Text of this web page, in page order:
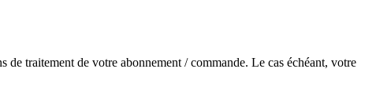
traitement de votre abonnement / commande. Le cas échéant, votre